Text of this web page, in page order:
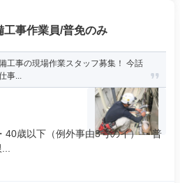
事作業員/普免のみ
工事の現場作業スタッフ募集！ 今話
事...
40歳以下（例外事由3号のイ） ・普